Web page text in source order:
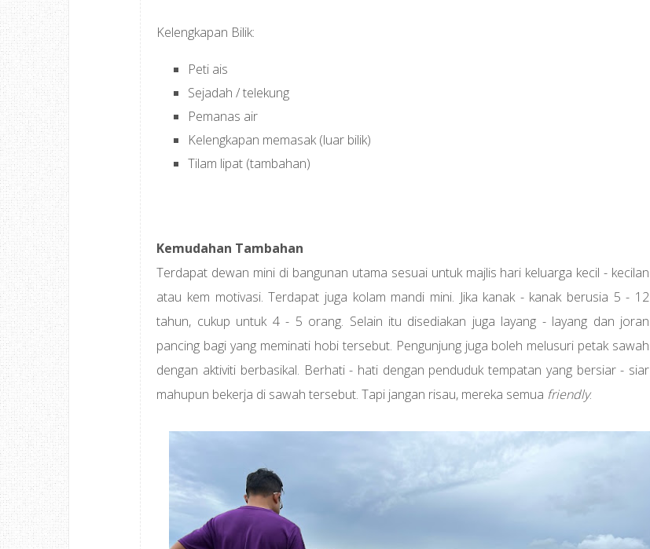
Kelengkapan Bilik:
Peti ais
Sejadah / telekung
Pemanas air
Kelengkapan memasak (luar bilik)
Tilam lipat (tambahan)
Kemudahan Tambahan
Terdapat dewan mini di bangunan utama sesuai untuk majlis hari keluarga kecil - kecilan
atau kem motivasi. Terdapat juga kolam mandi mini. Jika kanak - kanak berusia 5 - 12
tahun, cukup untuk 4 - 5 orang. Selain itu disediakan juga layang - layang dan joran
pancing bagi yang meminati hobi tersebut. Pengunjung juga boleh melusuri petak sawah
dengan aktiviti berbasikal. Berhati - hati dengan penduduk tempatan yang bersiar - siar
mahupun bekerja di sawah tersebut. Tapi jangan risau, mereka semua friendly.